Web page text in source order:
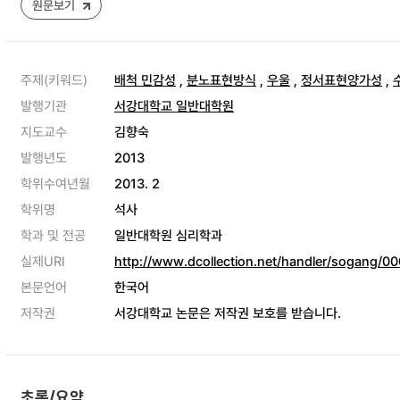
원문보기
주제(키워드) 배척 민감성 , 분노표현방식 , 우울 , 정서표현양가성 ,
발행기관
서강대학교 일반대학원
지도교수
김향숙
발행년도
2013
학위수여년월
2013. 2
학위명
석사
학과 및 전공
일반대학원 심리학과
실제URI
http://www.dcollection.net/handler/sogang/
본문언어
한국어
저작권
서강대학교 논문은 저작권 보호를 받습니다.